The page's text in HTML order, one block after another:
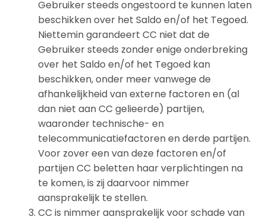
Gebruiker steeds ongestoord te kunnen laten
beschikken over het Saldo en/of het Tegoed.
Niettemin garandeert CC niet dat de
Gebruiker steeds zonder enige onderbreking
over het Saldo en/of het Tegoed kan
beschikken, onder meer vanwege de
afhankelijkheid van externe factoren en (al
dan niet aan CC gelieerde) partijen,
waaronder technische- en
telecommunicatiefactoren en derde partijen.
Voor zover een van deze factoren en/of
partijen CC beletten haar verplichtingen na
te komen, is zij daarvoor nimmer
aansprakelijk te stellen.
CC is nimmer aansprakelijk voor schade van